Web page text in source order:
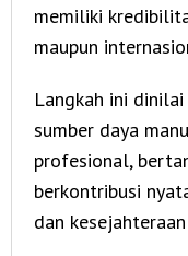
memiliki
maupun
Langkah ini
sumber daya
profesional,
berkontribusi
dan